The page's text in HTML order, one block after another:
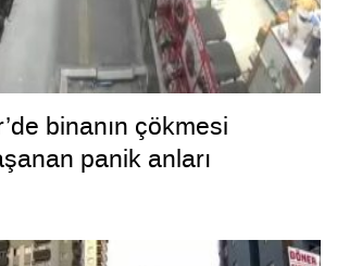
binanın çökmesi
panik anları